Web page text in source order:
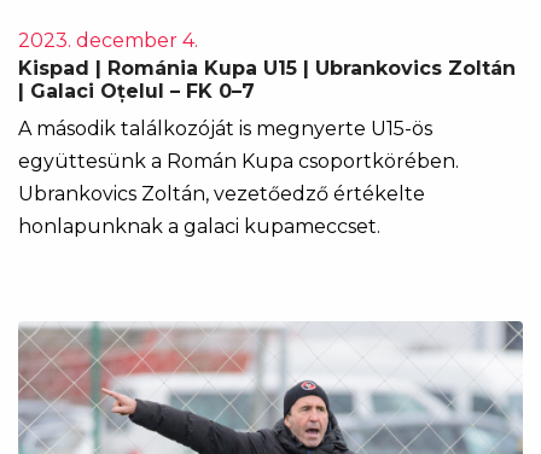
2023. december 4.
Kispad | Románia Kupa U15 | Ubrankovics Zoltán
| Galaci Oțelul – FK 0–7
A második találkozóját is megnyerte U15-ös
együttesünk a Román Kupa csoportkörében.
Ubrankovics Zoltán, vezetőedző értékelte
honlapunknak a galaci kupameccset.